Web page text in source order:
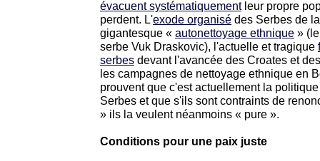
évacuent systématiquementleur propre
perdent. L'exode organisé des Serbes de
gigantesque « autonettoyage ethnique »
serbe Vuk Draskovic), l'actuelle et tragique
serbes devant l'avancée des Croates et
les campagnes de nettoyage ethnique en
prouvent que c'est actuellement la
Serbes et que s'ils sont contraints de
» ils la veulent néanmoins « pure ».
Conditions pour une paix juste